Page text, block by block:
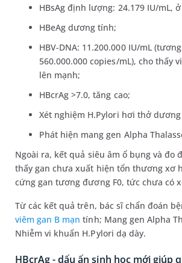
HBsAg định lượng: 24.179 IU/mL,
HBeAg dương tính;
HBV-DNA: 11.200.000 IU/mL
560.000.000 copies/mL), cho thấy
lên mạnh;
HBcrAg >7.0, tăng cao;
Xét nghiệm H.Pylori hơi thở
Phát hiện mang gen Alpha
Ngoài ra, kết quả siêu âm ổ bụng và đo
thấy gan chưa xuất hiện tổn thương xơ
cứng gan tương đương F0, tức chưa có
Từ các kết quả trên, bác sĩ chẩn đoán
viêm gan B mạn tính; Mang gen Alpha
Nhiễm vi khuẩn H.Pylori dạ dày.
HBcrAg - dấu ấn sinh học mới giúp